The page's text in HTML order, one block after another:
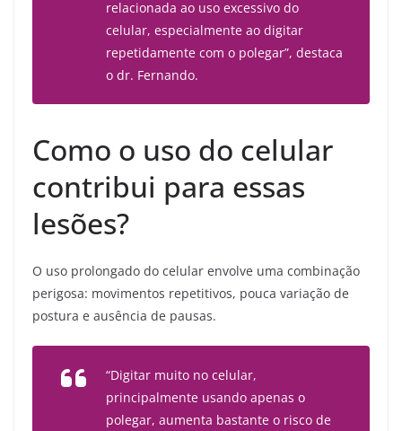
relacionada ao uso excessivo do
celular, especialmente ao digitar
repetidamente com o polegar”, destaca
o dr. Fernando.
Como o uso do celular
contribui para essas
lesões?
O uso prolongado do celular envolve uma combinação
perigosa: movimentos repetitivos, pouca variação de
postura e ausência de pausas.
“Digitar muito no celular,
principalmente usando apenas o
polegar, aumenta bastante o risco de